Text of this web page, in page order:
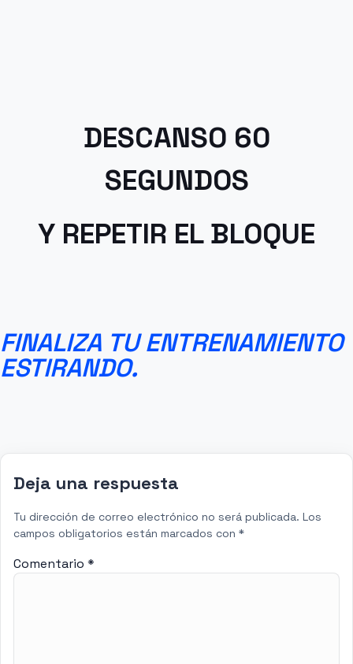
DESCANSO 60
SEGUNDOS
Y REPETIR EL BLOQUE
FINALIZA TU ENTRENAMIENTO
ESTIRANDO.
Deja una respuesta
Tu dirección de correo electrónico no será publicada. Los
campos obligatorios están marcados con *
Comentario *